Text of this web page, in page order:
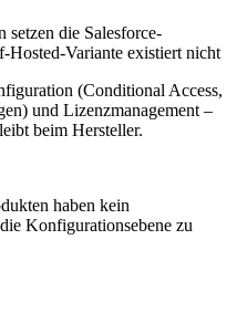
setzen die Salesforce-
Hosted-Variante existiert nicht
(Conditional Access,
und Lizenzmanagement –
beim Hersteller.
haben kein
Konfigurationsebene zu